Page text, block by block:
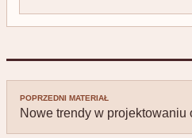
Nawigacja
wpisu
POPRZEDNI MATERIAŁ
Nowe trendy w projektowaniu